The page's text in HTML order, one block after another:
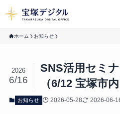
ホーム お知らせ
SNS活用セミ
（6/12 宝塚市内
2026
6/16
お知らせ 2026-05-28 2026-06-